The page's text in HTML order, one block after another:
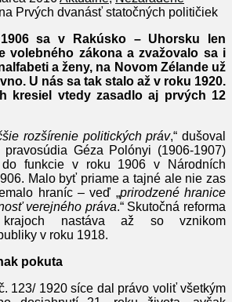
na Prvých dvanásť statočných političiek
sa v Rakúsko – Uhorsku len
volebného zákona a zvažovalo sa i
a ženy, na Novom Zélande už
U nás sa tak stalo až v roku 1920.
kresiel vtedy zasadlo aj prvých 12
rozšírenie politických práv,“ dušoval
Géza Polónyi (1906-1907)
funkcie v roku 1906 v Národních
Malo byť priame a tajné ale nie zas
hraníc – veď „prirodzené hranice
verejného práva.“ Skutočná reforma
nastáva až so vznikom
v roku 1918.
pokuta
123/ 1920 síce dal právo voliť všetkým